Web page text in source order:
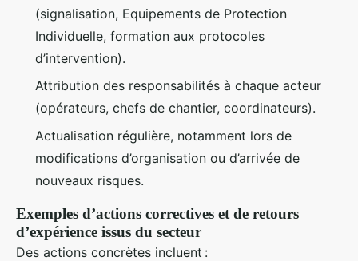
(signalisation, Equipements de Protection
Individuelle, formation aux protocoles
d’intervention).
Attribution des responsabilités à chaque acteur
(opérateurs, chefs de chantier, coordinateurs).
Actualisation régulière, notamment lors de
modifications d’organisation ou d’arrivée de
nouveaux risques.
Exemples d’actions correctives et de retours
d’expérience issus du secteur
Des actions concrètes incluent :